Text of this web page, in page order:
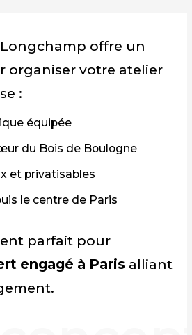
offre un
organiser votre atelier
:
équipée
du Bois de Boulogne
et privatisables
le centre de Paris
parfait pour
engagé à Paris alliant